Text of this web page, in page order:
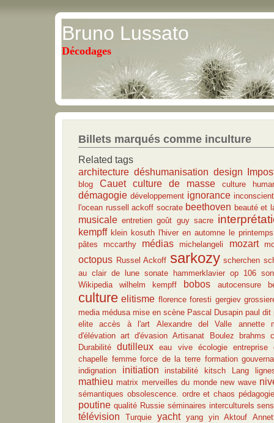
Bruno Lussato
Décodages
Billets marqués comme inculture
Related tags
architecture déshumanisation design
blog Cauet culture de masse culture
démagogie développement ignorance
l'ocean russell ackoff socrate beethoven beauté et
musicale entretien goût guy sacre
kempff klein kosuth l'hiver en automne le
pâtes
mccarthy médias michelangeli mozart
octopus Russel Ackoff sarkozy scherchen
au clair de lune sonate hammerklavier op 106
Wikipedia
wilhelm kempff bobos autocensure
culture elitisme florence foresti gergiev
media médusa mise en scène Pascal Dusapin paul dit
elite
accès à l'art Alexandre del Valle
annette
d'élévation art d'évasion Artisanat Boulez brahms
Durabilité
dutilleux eau vive écologie
entreprise
chapelle femme force de la terre formation
indignation
initiation instabilité kitsch Lang
mathieu matrix merveilles du monde new wave
sémantiques obsolescence. ordre et chaos pédagogie
poutine qualité Russie séminaires interculturels sens
télévision Turquie yacht yang yin Aktouf